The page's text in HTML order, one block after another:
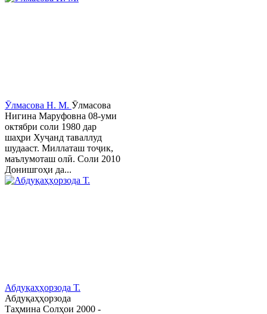
Ӯлмасова Н. М. Ӯлмасова
Нигина Маруфовна 08-уми
октябри соли 1980 дар
шаҳри Хуҷанд таваллуд
шудааст. Миллаташ тоҷик,
маълумоташ олӣ. Соли 2010
Донишгоҳи да...
Абдуқаҳҳорзода Т.
Абдуқаҳҳорзода
Таҳмина Солҳои 2000 -